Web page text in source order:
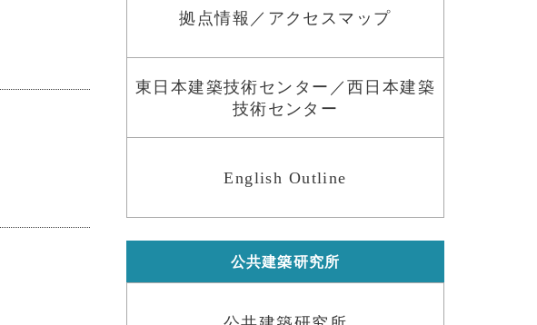
拠点情報／アクセスマップ
東日本建築技術センター／西日本建築
技術センター
English Outline
公共建築研究所